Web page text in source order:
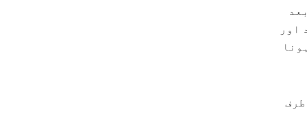
جس کے بعد
اور
طرف